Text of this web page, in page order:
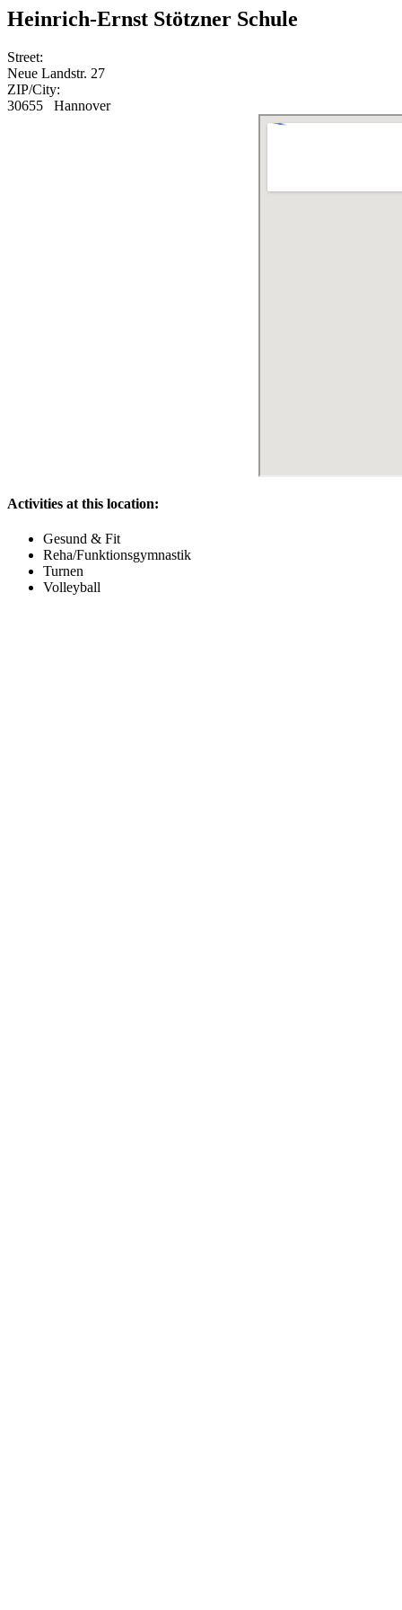
Heinrich-Ernst Stötzner Schule
Street:
Neue Landstr. 27
ZIP/City:
30655 Hannover
Activities at this location:
Gesund & Fit
Reha/Funktionsgymnastik
Turnen
Volleyball